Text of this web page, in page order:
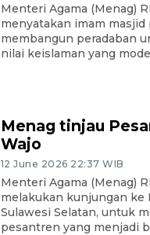
Menteri Agama (Menag)
menyatakan imam
membangun peradaban
nilai keislaman yang
Menag tinjau
Wajo
12 June 2026 22:37 WIB
Menteri Agama (Menag)
melakukan kunjungan ke
Sulawesi Selatan, untuk
pesantren yang menjadi